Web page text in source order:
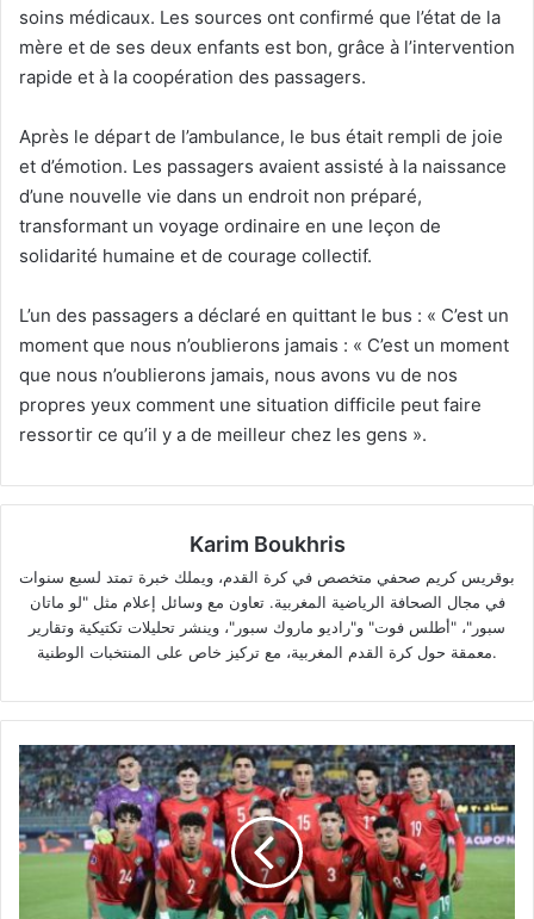
soins médicaux. Les sources ont confirmé que l’état de la
mère et de ses deux enfants est bon, grâce à l’intervention
rapide et à la coopération des passagers.
Après le départ de l’ambulance, le bus était rempli de joie
et d’émotion. Les passagers avaient assisté à la naissance
d’une nouvelle vie dans un endroit non préparé,
transformant un voyage ordinaire en une leçon de
solidarité humaine et de courage collectif.
L’un des passagers a déclaré en quittant le bus : « C’est un
moment que nous n’oublierons jamais : « C’est un moment
que nous n’oublierons jamais, nous avons vu de nos
propres yeux comment une situation difficile peut faire
ressortir ce qu’il y a de meilleur chez les gens ».
Karim Boukhris
بوقريس كريم صحفي متخصص في كرة القدم، ويملك خبرة تمتد لسبع سنوات
في مجال الصحافة الرياضية المغربية. تعاون مع وسائل إعلام مثل "لو ماتان
سبور"، "أطلس فوت" و"راديو ماروك سبور"، وينشر تحليلات تكتيكية وتقارير
معمقة حول كرة القدم المغربية، مع تركيز خاص على المنتخبات الوطنية.
La
Coupe
du
Monde
U-